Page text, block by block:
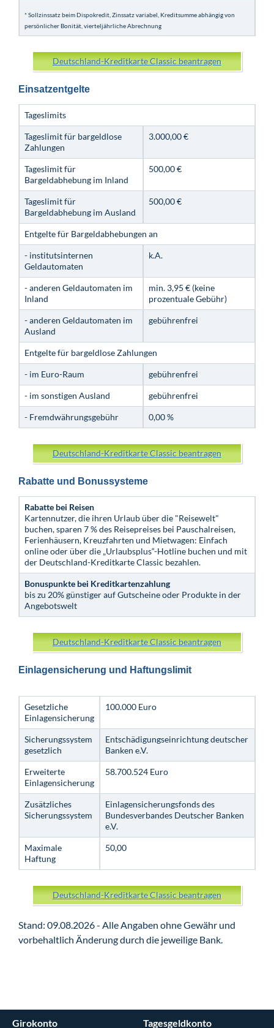
* Sollzinssatz beim Dispokredit, Zinssatz variabel, Kreditsumme abhängig von
persönlicher Bonität, vierteljährliche Abrechnung
Deutschland-Kreditkarte Classic beantragen
Einsatzentgelte
Tageslimits
Tageslimit für bargeldlose
Zahlungen
3.000,00 €
Tageslimit für
Bargeldabhebung im Inland
500,00 €
Tageslimit für
Bargeldabhebung im Ausland
500,00 €
Entgelte für Bargeldabhebungen an
- institutsinternen
Geldautomaten
k.A.
- anderen Geldautomaten im
Inland
min. 3,95 € (keine
prozentuale Gebühr)
- anderen Geldautomaten im
Ausland
gebührenfrei
Entgelte für bargeldlose Zahlungen
- im Euro-Raum gebührenfrei
- im sonstigen Ausland gebührenfrei
- Fremdwährungsgebühr 0,00 %
Deutschland-Kreditkarte Classic beantragen
Rabatte und Bonussysteme
Rabatte bei Reisen
Kartennutzer, die ihren Urlaub über die "Reisewelt"
buchen, sparen 7 % des Reisepreises bei Pauschalreisen,
Ferienhäusern, Kreuzfahrten und Mietwagen: Einfach
online oder über die „Urlaubsplus“-Hotline buchen und mit
der Deutschland-Kreditkarte Classic bezahlen.
Bonuspunkte bei Kreditkartenzahlung
bis zu 20% günstiger auf Gutscheine oder Produkte in der
Angebotswelt
Deutschland-Kreditkarte Classic beantragen
Einlagensicherung und Haftungslimit
Gesetzliche
Einlagensicherung
100.000 Euro
Sicherungssystem
gesetzlich
Entschädigungseinrichtung deutscher
Banken e.V.
Erweiterte
Einlagensicherung
58.700.524 Euro
Zusätzliches
Sicherungssystem
Einlagensicherungsfonds des
Bundesverbandes Deutscher Banken
e.V.
Maximale
Haftung
50,00
Deutschland-Kreditkarte Classic beantragen
Stand: 09.08.2026 - Alle Angaben ohne Gewähr und
vorbehaltlich Änderung durch die jeweilige Bank.
Girokonto Tagesgeldkonto